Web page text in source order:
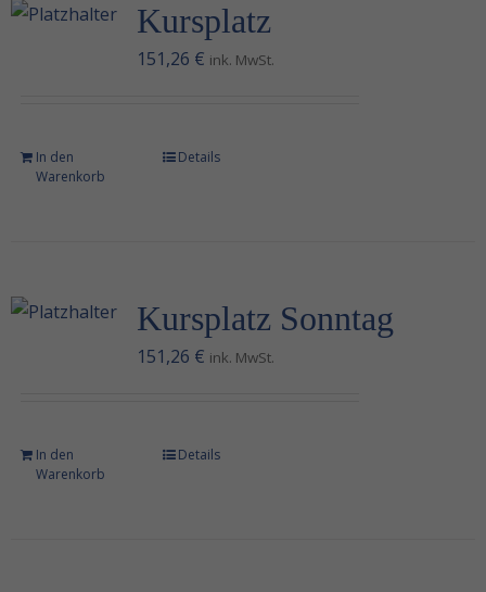
Kursplatz
151,26 € ink. MwSt.
In den
Warenkorb
Details
Kursplatz Sonntag
151,26 € ink. MwSt.
In den
Warenkorb
Details